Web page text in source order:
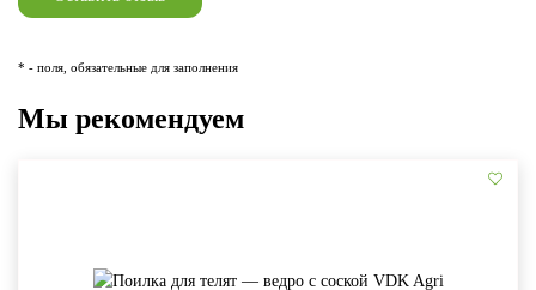
* - поля, обязательные для заполнения
Мы рекомендуем